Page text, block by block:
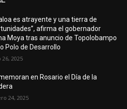
es atrayente y una tierra de
afirma el gobernador
Moya tras anuncio de Topolobampo
Polo de Desarrollo
26, 2025
en Rosario el Día de la
24, 2025